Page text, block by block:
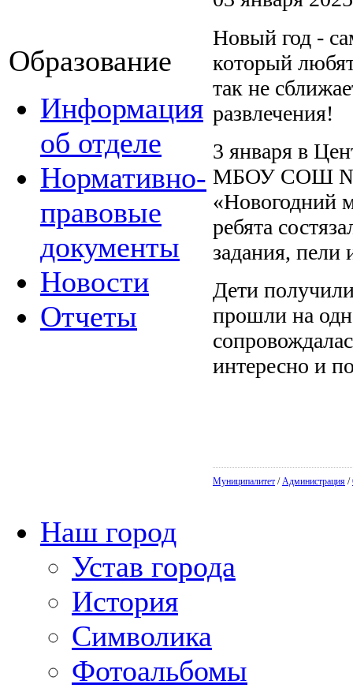
Образование
Информация
об отделе
Нормативно-
правовые
документы
Новости
Отчеты
Новый год -
который
так не
развлечения!
3 января в
МБОУ СОШ №7
«Новогодний
ребята
задания, пели
Дети
прошли на
интересно и
Муниципалитет /Администрация /
Наш город
Устав города
История
Символика
Фотоальбомы